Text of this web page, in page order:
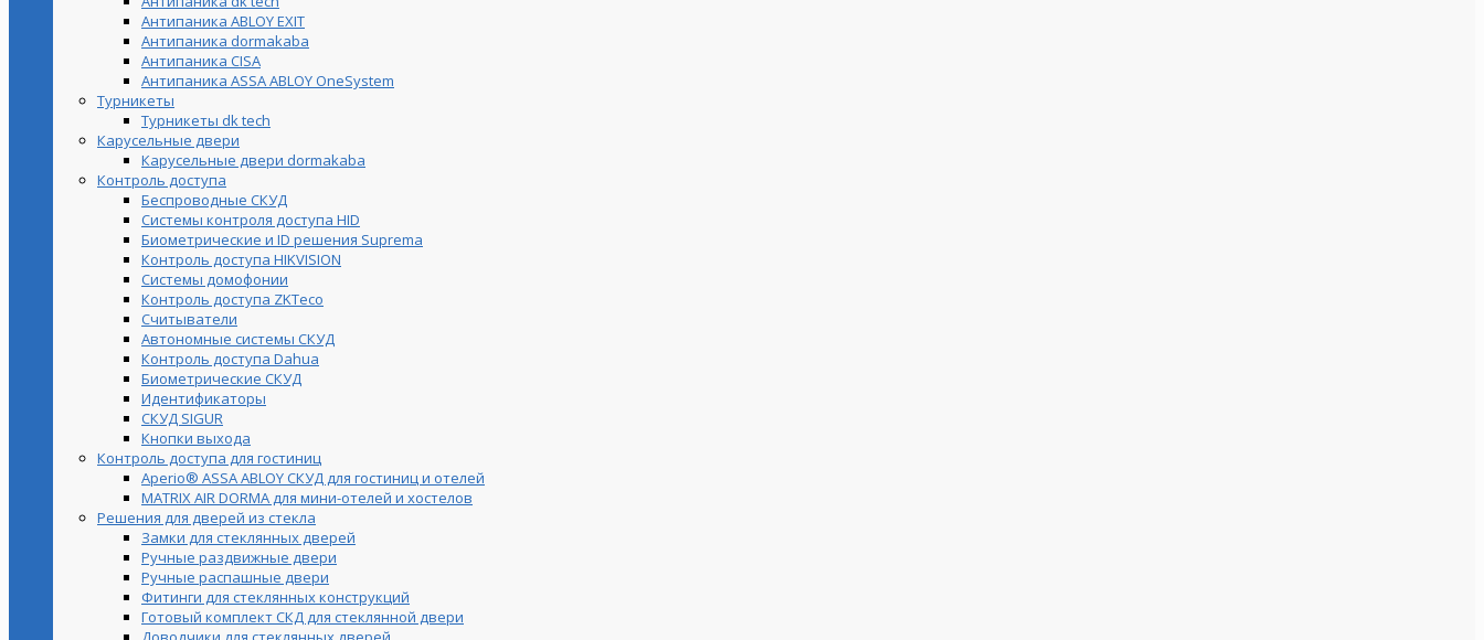
Антипаника ABLOY EXIT
Антипаника dormakaba
Антипаника СISA
Антипаника ASSA ABLOY OneSystem
Турникеты
Турникеты dk tech
Карусельные двери
Карусельные двери dormakaba
Контроль доступа
Беспроводные СКУД
Системы контроля доступа HID
Биометрические и ID решения Suprema
Контроль доступа HIKVISION
Системы домофонии
Контроль доступа ZKTeco
Считыватели
Автономные системы СКУД
Контроль доступа Dahua
Биометрические СКУД
Идентификаторы
СКУД SIGUR
Кнопки выхода
Контроль доступа для гостиниц
Aperio® ASSA ABLOY СКУД для гостиниц и отелей
MATRIX AIR DORMA для мини-отелей и хостелов
Решения для дверей из стекла
Замки для стеклянных дверей
Ручные раздвижные двери
Ручные распашные двери
Фитинги для стеклянных конструкций
Готовый комплект СКД для стеклянной двери